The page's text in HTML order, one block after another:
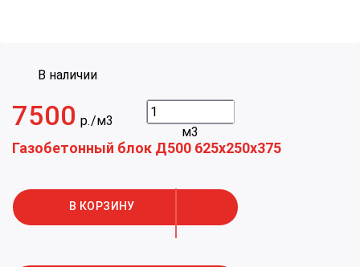
7500 р./м3
м3
Газобетонный блок Д500 625х250х375